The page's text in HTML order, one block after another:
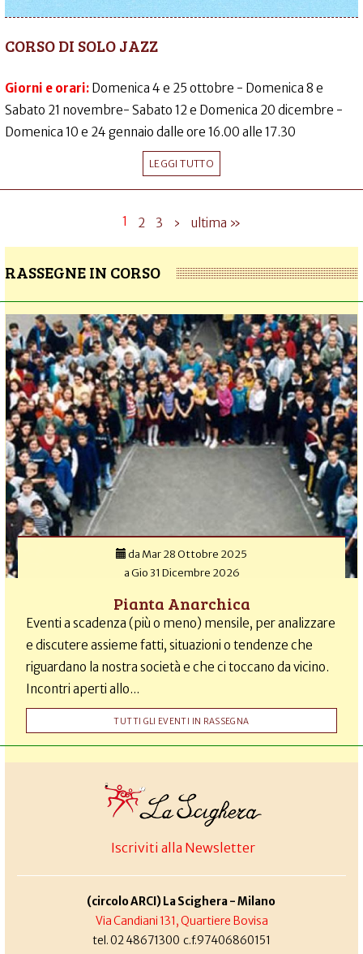
CORSO DI SOLO JAZZ
Giorni e orari: Domenica 4 e 25 ottobre - Domenica 8 e
Sabato 21 novembre- Sabato 12 e Domenica 20 dicembre -
Domenica 10 e 24 gennaio dalle ore 16.00 alle 17.30
LEGGI TUTTO
1 2 3 › ultima »
RASSEGNE IN CORSO
da Mar 28 Ottobre 2025
aGio 31 Dicembre 2026
Pianta Anarchica
Eventi a scadenza (più o meno) mensile, per analizzare
e discutere assieme fatti, situazioni o tendenze che
riguardano la nostra società e che ci toccano da vicino.
Incontri aperti allo...
TUTTI GLI EVENTI IN RASSEGNA
Iscriviti alla Newsletter
(circolo ARCI) La Scighera - Milano
Via Candiani 131, Quartiere Bovisa
tel. 02 48671300 c.f.97406860151